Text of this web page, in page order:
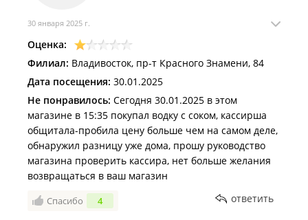
30 января 2025 г.
Оценка:
Филиал: Владивосток, пр-т Красного Знамени, 84
Дата посещения: 30.01.2025
Не понравилось: Сегодня 30.01.2025 в этом
магазине в 15:35 покупал водку с соком, кассирша
общитала-пробила цену больше чем на самом деле,
обнаружил разницу уже дома, прошу руководство
магазина проверить кассира, нет больше желания
возвращаться в ваш магазин
Спасибо 4 ответить